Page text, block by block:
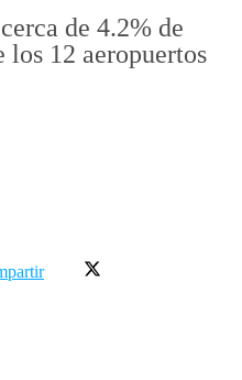
de 4.2% de
12 aeropuertos